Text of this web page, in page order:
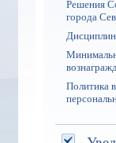
Решения
города
Политика